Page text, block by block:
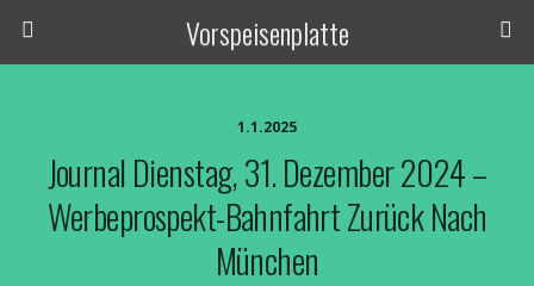
Vorspeisenplatte
1.1.2025
Journal Dienstag, 31. Dezember 2024 –
Werbeprospekt-Bahnfahrt Zurück Nach
München